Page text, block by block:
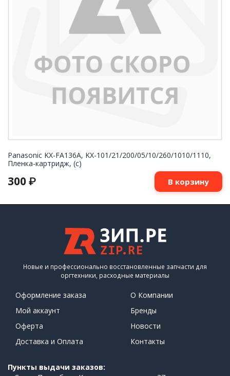
Panasonic KX-FA136A, KX-101/21/200/05/10/260/1010/1110,
Пленка-картридж, (c)
300 ₽ В корзину
Новые и профессионально восстановленные запчасти для
оргтехники, расходные материалы
Оформление заказа
Мой аккаунт
Оферта
Доставка и Оплата
О Компании
Бренды
Новости
Контакты
Пункты выдачи заказов: